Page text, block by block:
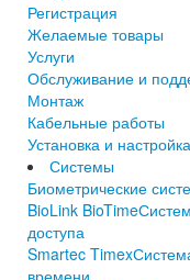
Регистрация
Желаемые товары
Услуги
Обслуживание и
Монтаж
Кабельные работы
Установка и
Системы
Биометрические
BioLink BioTime
доступа
Smartec Timex
времени